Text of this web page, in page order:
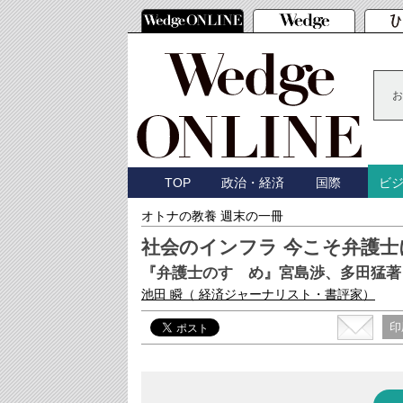
TOP 政治・経済 国際 ビ
オトナの教養 週末の一冊
社会のインフラ 今こそ弁護
『弁護士のすゝめ』宮島渉、多田猛著
池田 瞬 （ 経済ジャーナリスト・書評家）